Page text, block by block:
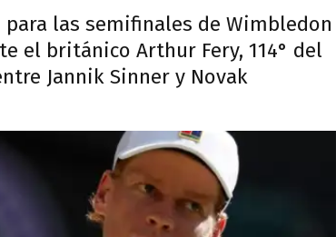
las semifinales de Wimbledon
el británico Arthur Fery, 114° del
Jannik Sinner y Novak